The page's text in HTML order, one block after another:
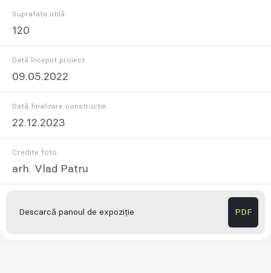
Suprafața utilă
120
Dată început proiect
09.05.2022
Dată finalizare construcție
22.12.2023
Credite foto
arh. Vlad Patru
Descarcă panoul de expoziție PDF